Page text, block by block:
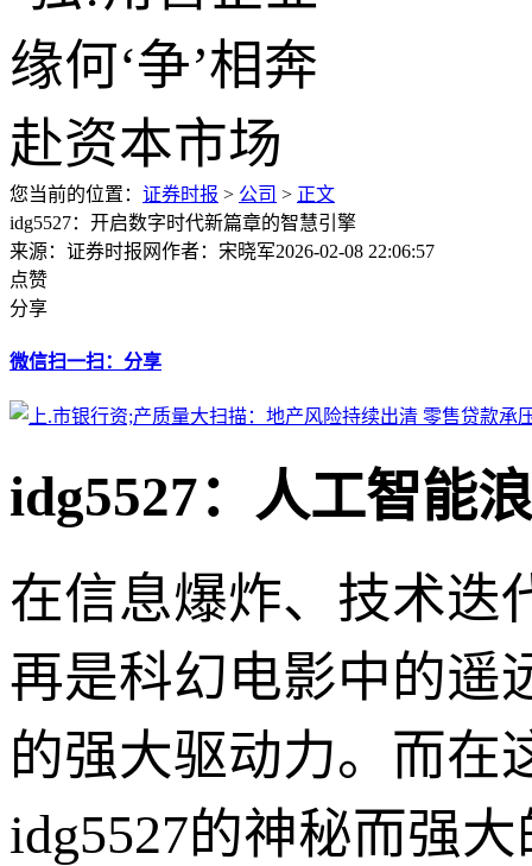
您当前的位置： 证券时报 > 公司 > 正文
idg5527：开启数字时代新篇章的智慧引擎
来源：证券时报网作者：宋晓军2026-02-08 22:06:57
点赞
分享
微信扫一扫：分享
idg5527：人工智能
在信息爆炸、技术迭
再是科幻电影中的遥
的强大驱动力。而在
idg5527的神秘而强